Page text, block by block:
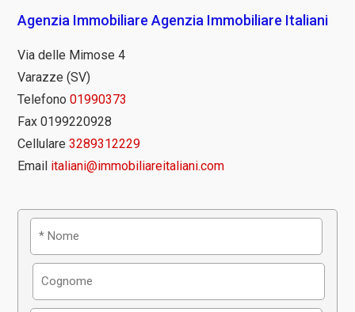
Agenzia Immobiliare Agenzia Immobiliare Italiani
Via delle Mimose 4
Varazze (SV)
Telefono 01990373
Fax 0199220928
Cellulare 3289312229
Email italiani@immobiliareitaliani.com